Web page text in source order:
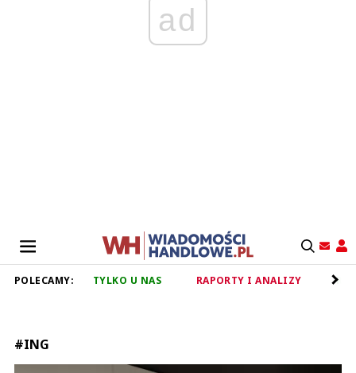
ad
POLECAMY: TYLKO U NAS RAPORTY I ANALIZY
#ING